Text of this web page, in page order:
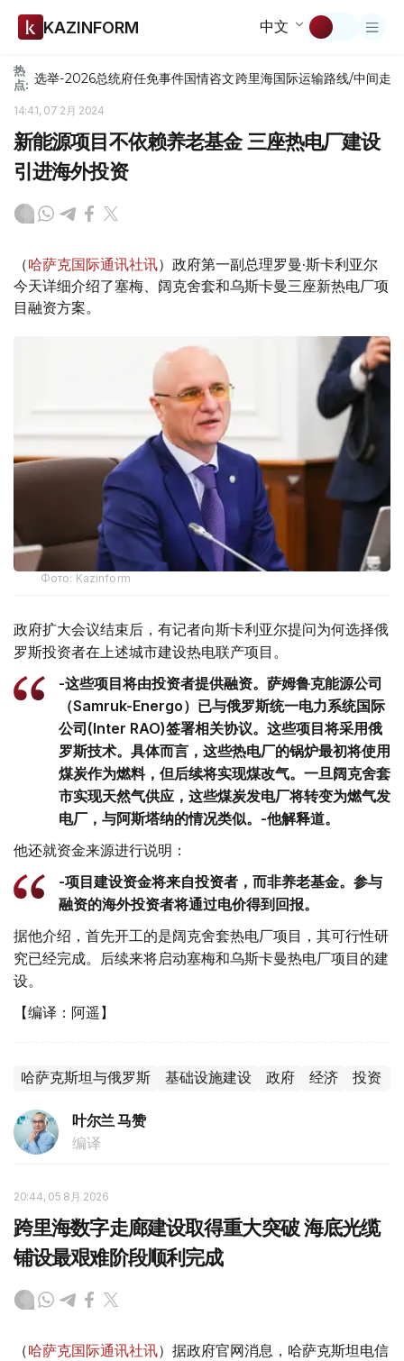
KAZINFORM 中文
热
点: 选举-2026总统府任免事件国情咨文跨里海国际运输路线/中间走廊
14:41, 07 2月 2024
新能源项目不依赖养老基金 三座热电厂建设
引进海外投资
（哈萨克国际通讯社讯）政府第一副总理罗曼·斯卡利亚尔
今天详细介绍了塞梅、阔克舍套和乌斯卡曼三座新热电厂项
目融资方案。
Фото: Kazinform
政府扩大会议结束后，有记者向斯卡利亚尔提问为何选择俄
罗斯投资者在上述城市建设热电联产项目。
-这些项目将由投资者提供融资。萨姆鲁克能源公司
（Samruk-Energo）已与俄罗斯统一电力系统国际
公司(Inter RAO)签署相关协议。这些项目将采用俄
罗斯技术。具体而言，这些热电厂的锅炉最初将使用
煤炭作为燃料，但后续将实现煤改气。一旦阔克舍套
市实现天然气供应，这些煤炭发电厂将转变为燃气发
电厂，与阿斯塔纳的情况类似。-他解释道。
他还就资金来源进行说明：
-项目建设资金将来自投资者，而非养老基金。参与
融资的海外投资者将通过电价得到回报。
据他介绍，首先开工的是阔克舍套热电厂项目，其可行性研
究已经完成。后续来将启动塞梅和乌斯卡曼热电厂项目的建
设。
【编译：阿遥】
哈萨克斯坦与俄罗斯 基础设施建设 政府 经济 投资
叶尔兰 马赞
编译
20:44, 05 8月 2026
跨里海数字走廊建设取得重大突破 海底光缆
铺设最艰难阶段顺利完成
（哈萨克国际通讯社讯）据政府官网消息，哈萨克斯坦电信